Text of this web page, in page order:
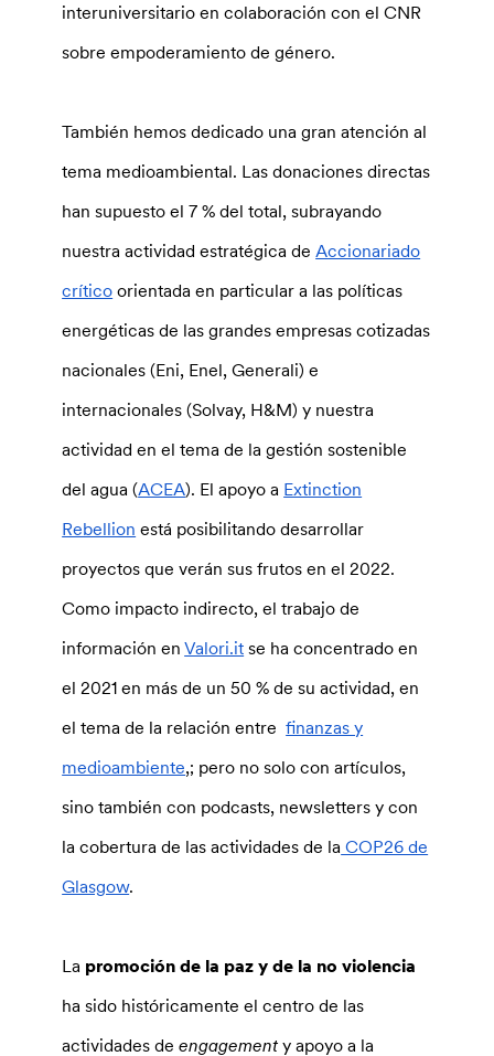
interuniversitario en colaboración con el CNR
sobre empoderamiento de género.
También hemos dedicado una gran atención al
tema medioambiental. Las donaciones directas
han supuesto el 7 % del total, subrayando
nuestra actividad estratégica deAccionariado
crítico orientada en particular a las políticas
energéticas de las grandes empresas cotizadas
nacionales (Eni, Enel, Generali) e
internacionales (Solvay, H&M) y nuestra
actividad en el tema de la gestión sostenible
del agua (ACEA). El apoyo a Extinction
Rebellion está posibilitando desarrollar
proyectos que verán sus frutos en el 2022.
Como impacto indirecto, el trabajo de
información enValori.it se ha concentrado en
el 2021 en más de un 50 % de su actividad, en
el tema de la relación entrefinanzas y
medioambiente,; pero no solo con artículos,
sino también con podcasts, newsletters y con
la cobertura de las actividades de la COP26 de
Glasgow.
La promoción de la paz y de la no violencia
ha sido históricamente el centro de las
actividades deengagementy apoyo a la